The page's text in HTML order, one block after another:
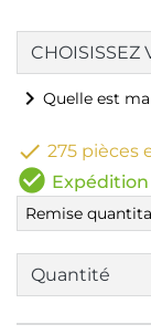
chevron_right Quelle est
 275 pièces
check_circle
Remise